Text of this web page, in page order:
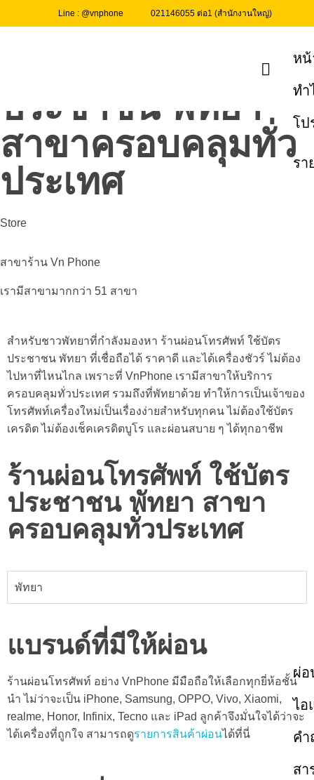
Line : @vnphone 021146055 ต่อ1 (สำนักงานใหญ่)
หน้
ทำ
โป
รา
ผ่อ
ไอ
คำ
สา
VnPhone ร้านผ่อน
ประชาชน พัทยา
สาขาครอบคลุมทั่ว
ประเทศ
Store
สาขาร้าน​ Vn Phone
เรามีสาขามากกว่า 51 สาขา
สำหรับชาวพัทยาที่กำลังมองหา ร้านผ่อนโทรศัพท์ ใช้บัตร
ประชาชน พัทยา ที่เชื่อถือได้ ราคาดี และได้เครื่องชัวร์ ไม่ต้อง
ไปหาที่ไหนไกล เพราะที่ VnPhone เรามีสาขาให้บริการ
ครอบคลุมทั่วประเทศ รวมถึงที่พัทยาด้วย ทำให้การเป็นเจ้าของ
โทรศัพท์เครื่องใหม่เป็นเรื่องง่ายสำหรับทุกคน ไม่ต้องใช้บัตร
เครดิต ไม่ต้องเช็คเครดิตบูโร และผ่อนสบาย ๆ ได้ทุกอาชีพ
ร้านผ่อนโทรศัพท์ ใช้บัตร
ประชาชน พัทยา สาขา
ครอบคลุมทั่วประเทศ
พัทยา
แบรนด์ที่มีให้ผ่อน
ร้านผ่อนโทรศัพท์ อย่าง VnPhone มีมือถือให้เลือกทุกยี่ห้อชั้น
นำ ไม่ว่าจะเป็น iPhone, Samsung, OPPO, Vivo, Xiaomi,
realme, Honor, Infinix, Tecno และ iPad ลูกค้าจึงมั่นใจได้ว่าจะ
ได้เครื่องที่ถูกใจ สามารถดูรายการสินค้าผ่อนได้ที่นี่